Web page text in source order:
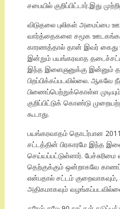
சபையில் குறிப்பிட்டார்.இது
விடுதலை புலிகள் அமைப்பை
வார்த்தைகளை சமூக
காரணத்தால் தான் இவர் கைது
இன்றும் பயங்கரவாத
இந்த இளைஞனுக்கு இன்னும்
பிறப்பிக்கப்படவில்லை. ஆகவே
பிணைப்பெற்றுக்கொள்ள
குறிப்பிட்டுக் கொண்டு
கூடாது.
பயங்கரவாதம் தொடர்பான
சட்டத்தின் பிரகாரமே இந்த
செய்யப்பட்டுள்ளார்.
தெற்குக்கும் ஒன்றாகவே
என்பதால் சட்டம்
அதிகமாகவும்